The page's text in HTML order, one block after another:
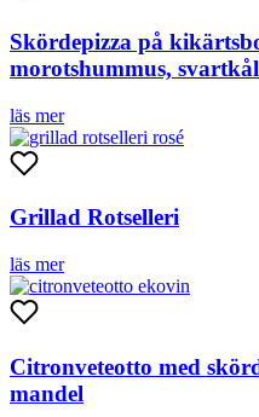
Skördepizza på
morotshummus,
läs mer
Grillad Rotselleri
läs mer
Citronveteotto med
mandel